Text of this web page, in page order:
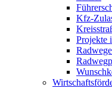
Kfz-
Projekte